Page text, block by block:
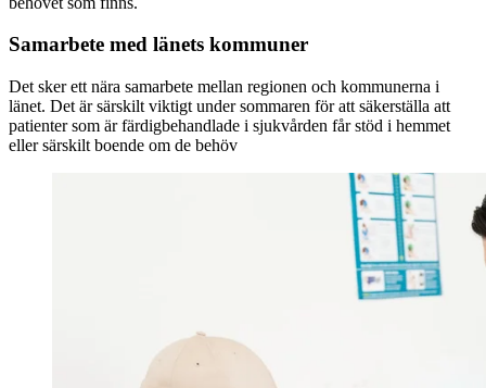
Samarbete med länets kommuner
Det sker ett nära samarbete mellan regionen och kommunerna i
länet. Det är särskilt viktigt under sommaren för att säkerställa att
patienter som är färdigbehandlade i sjukvården får stöd i hemmet
eller särskilt boende om de behöv